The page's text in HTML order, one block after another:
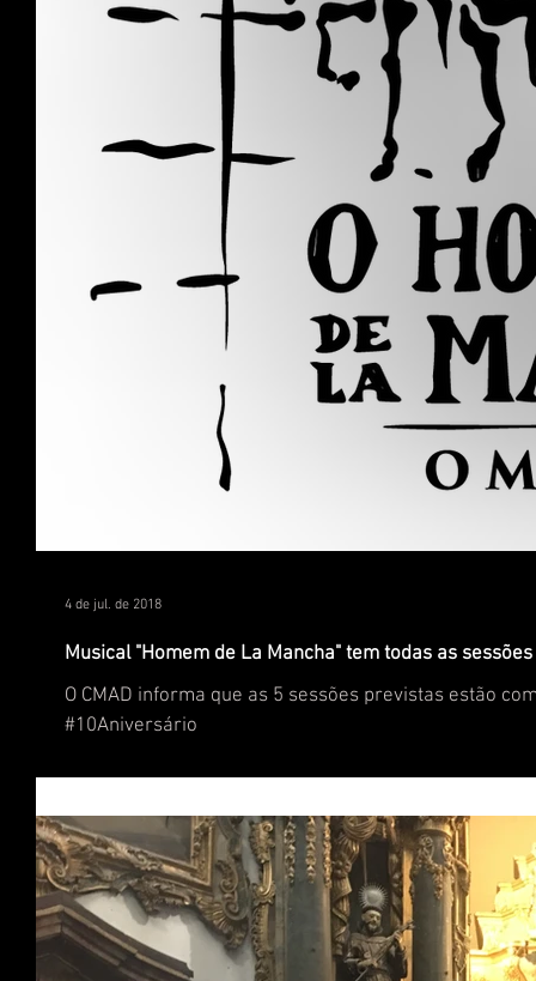
Musical "Homem de La Mancha" tem todas as
O CMAD informa que as 5 sessões previstas estão
#10Aniversário
4 de jul. de 2018